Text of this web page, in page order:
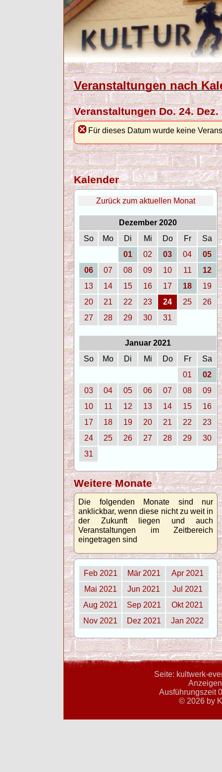
Veranstaltungen nach
Veranstaltungen Do. 24. Dez.
Für dieses Datum wurde keine
Kalender
Zurück zum aktuellen Monat
Dezember 2020
So
Mo Di Mi Do Fr
Sa
01
02 03 04
05
06
07 08 09 10 11
12
13
14 15 16 17 18
19
20
21 22 23 24 25
26
27
28 29 30 31
Januar 2021
So
Mo Di Mi Do Fr
Sa
01
02
03
04 05 06 07 08
09
10
11 12 13 14 15
16
17
18 19 20 21 22
23
24
25 26 27 28 29
30
31
Weitere Monate
Die folgenden Monate sind nur
anklickbar, wenn diese nicht zu weit in
der Zukunft liegen und auch
Veranstaltungen im Zeitbereich
eingetragen sind
Feb 2021 Mär 2021
Apr 2021
Mai 2021
Jun 2021
Jul 2021
Aug 2021
Sep 2021
Okt 2021
Nov 2021
Dez 2021 Jan 2022
Seite: kultwerk-
Ausführungszeit
© 2026 by